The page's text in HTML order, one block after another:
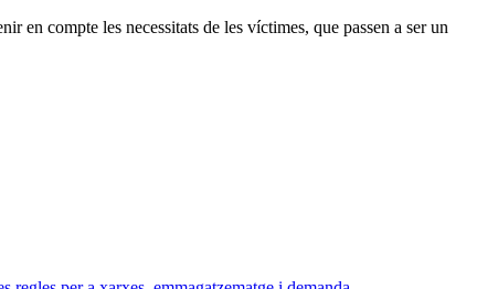
en compte les necessitats de les víctimes, que passen a ser un